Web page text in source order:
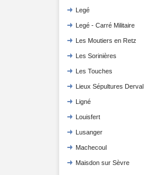
Legé
Legé - Carré Militaire
Les Moutiers en Retz
Les Sorinières
Les Touches
Lieux Sépultures Derval
Ligné
Louisfert
Lusanger
Machecoul
Maisdon sur Sèvre